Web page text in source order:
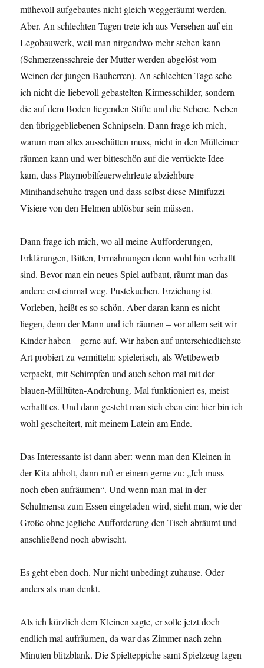
mühevoll aufgebautes nicht gleich weggeräumt werden.
Aber. An schlechten Tagen trete ich aus Versehen auf ein
Legobauwerk, weil man nirgendwo mehr stehen kann
(Schmerzensschreie der Mutter werden abgelöst vom
Weinen der jungen Bauherren). An schlechten Tage sehe
ich nicht die liebevoll gebastelten Kirmesschilder, sondern
die auf dem Boden liegenden Stifte und die Schere. Neben
den übriggebliebenen Schnipseln. Dann frage ich mich,
warum man alles ausschütten muss, nicht in den Mülleimer
räumen kann und wer bitteschön auf die verrückte Idee
kam, dass Playmobilfeuerwehrleute abziehbare
Minihandschuhe tragen und dass selbst diese Minifuzzi-
Visiere von den Helmen ablösbar sein müssen.
Dann frage ich mich, wo all meine Aufforderungen,
Erklärungen, Bitten, Ermahnungen denn wohl hin verhallt
sind. Bevor man ein neues Spiel aufbaut, räumt man das
andere erst einmal weg. Pustekuchen. Erziehung ist
Vorleben, heißt es so schön. Aber daran kann es nicht
liegen, denn der Mann und ich räumen – vor allem seit wir
Kinder haben – gerne auf. Wir haben auf unterschiedlichste
Art probiert zu vermitteln: spielerisch, als Wettbewerb
verpackt, mit Schimpfen und auch schon mal mit der
blauen-Mülltüten-Androhung. Mal funktioniert es, meist
verhallt es. Und dann gesteht man sich eben ein: hier bin ich
wohl gescheitert, mit meinem Latein am Ende.
Das Interessante ist dann aber: wenn man den Kleinen in
der Kita abholt, dann ruft er einem gerne zu: „Ich muss
noch eben aufräumen“. Und wenn man mal in der
Schulmensa zum Essen eingeladen wird, sieht man, wie der
Große ohne jegliche Aufforderung den Tisch abräumt und
anschließend noch abwischt.
Es geht eben doch. Nur nicht unbedingt zuhause. Oder
anders als man denkt.
Als ich kürzlich dem Kleinen sagte, er solle jetzt doch
endlich mal aufräumen, da war das Zimmer nach zehn
Minuten blitzblank. Die Spielteppiche samt Spielzeug lagen